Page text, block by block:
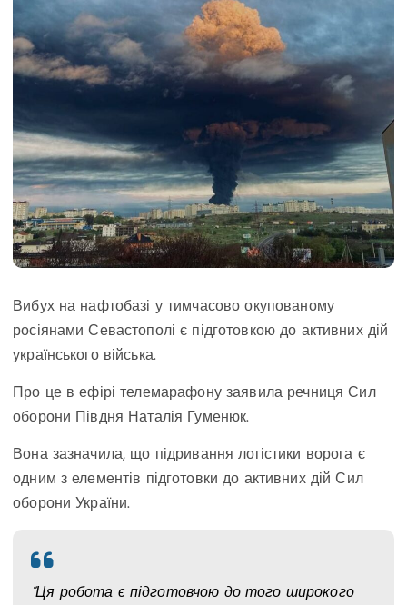
Вибух на нафтобазі у тимчасово окупованому
росіянами Севастополі є підготовкою до активних дій
українського війська.
Про це в ефірі телемарафону заявила речниця Сил
оборони Півдня Наталія Гуменюк.
Вона зазначила, що підривання логістики ворога є
одним з елементів підготовки до активних дій Сил
оборони України.
“Ця робота є підготовчою до того широкого